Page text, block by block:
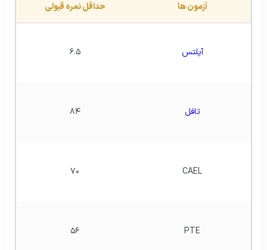
آزمون ها حداقل نمره قبولی
آیلتس ۶.۵
تافل ۸۴
CAEL ۷۰
PTE ۵۶